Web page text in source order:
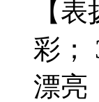
【
彩；
漂亮